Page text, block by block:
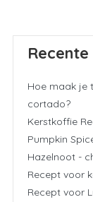
Hoe maak je
cortado?
Kerstkoffie
Pumpkin
Hazelnoot -
Recept voor
Recept voor